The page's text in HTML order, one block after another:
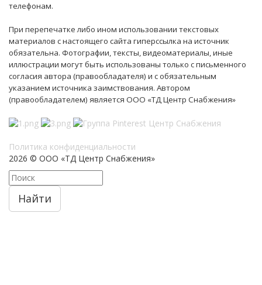
телефонам.
При перепечатке либо ином использовании текстовых
материалов с настоящего сайта гиперссылка на источник
обязательна. Фотографии, тексты, видеоматериалы, иные
иллюстрации могут быть использованы только с письменного
согласия автора (правообладателя) и с обязательным
указанием источника заимствования. Автором
(правообладателем) является ООО «ТД Центр Снабжения»
Политика конфиденциальности
2026 © ООО «ТД Центр Снабжения»
Найти